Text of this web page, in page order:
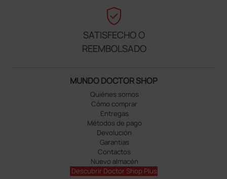
verified_user
SATISFECHO O
REEMBOLSADO
MUNDO DOCTOR SHOP
Quiénes somos
Cómo comprar
Entregas
Métodos de pago
Devolución
Garantías
Contactos
Nuevo almacén
Descubrir Doctor Shop Plus